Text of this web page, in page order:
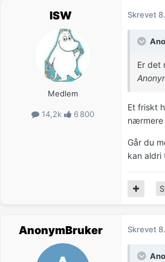
ISW
Medlem
14,2k 6 800
Skrevet
Er det
Et friskt
nærmere
Går du
kan aldri
AnonymBruker Skrevet